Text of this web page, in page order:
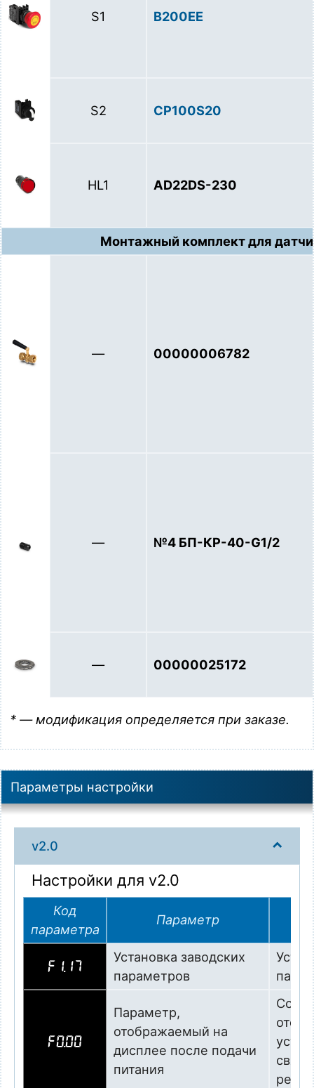
S1 B200EE
S2 CP100S20
HL1 AD22DS-230
Монтажный комплект для
— 00000006782
— №4 БП-КР-40-G1/2
— 00000025172
* — модификация определяется при заказе.
Параметры настройки
v2.0
Настройки для v2.0
Код
параметра
Параметр
F1.17
Установка заводских
параметров
F0.00
Параметр,
отображаемый на
дисплее после подачи
питания